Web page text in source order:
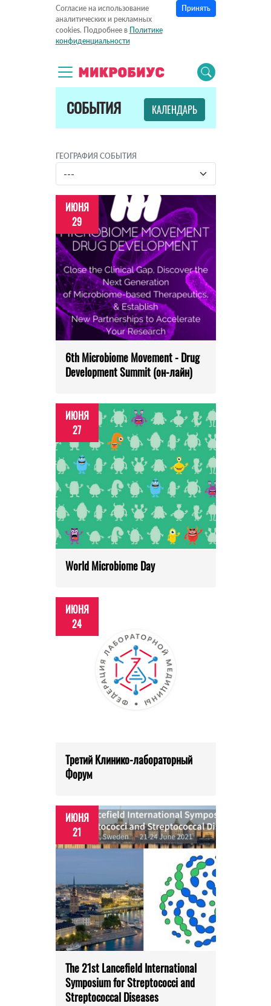
Согласие на использование
аналитических и рекламных
cookies. Подробнее в Политике
конфиденциальности
Принять
СОБЫТИЯ КАЛЕНДАРЬ
ГЕОГРАФИЯ СОБЫТИЯ
ИЮНЯ
29
6th Microbiome Movement - Drug
Development Summit (он-лайн)
ИЮНЯ
27
World Microbiome Day
ИЮНЯ
24
Третий Клинико-лабораторный
Форум
ИЮНЯ
21
The 21st Lancefield International
Symposium for Streptococci and
Streptococcal Diseases